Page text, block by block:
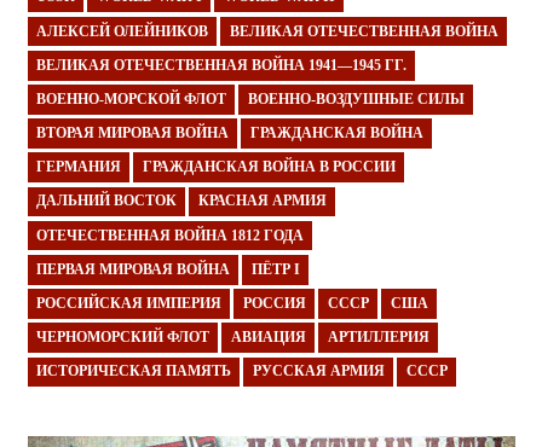
АЛЕКСЕЙ ОЛЕЙНИКОВ ВЕЛИКАЯ ОТЕЧЕСТВЕННАЯ ВОЙНА
ВЕЛИКАЯ ОТЕЧЕСТВЕННАЯ ВОЙНА 1941—1945 ГГ.
ВОЕННО-МОРСКОЙ ФЛОТ ВОЕННО-ВОЗДУШНЫЕ СИЛЫ
ВТОРАЯ МИРОВАЯ ВОЙНА ГРАЖДАНСКАЯ ВОЙНА
ГЕРМАНИЯ ГРАЖДАНСКАЯ ВОЙНА В РОССИИ
ДАЛЬНИЙ ВОСТОК КРАСНАЯ АРМИЯ
ОТЕЧЕСТВЕННАЯ ВОЙНА 1812 ГОДА
ПЕРВАЯ МИРОВАЯ ВОЙНА ПЁТР I
РОССИЙСКАЯ ИМПЕРИЯ РОССИЯ СССР США
ЧЕРНОМОРСКИЙ ФЛОТ АВИАЦИЯ АРТИЛЛЕРИЯ
ИСТОРИЧЕСКАЯ ПАМЯТЬ РУССКАЯ АРМИЯ СССР